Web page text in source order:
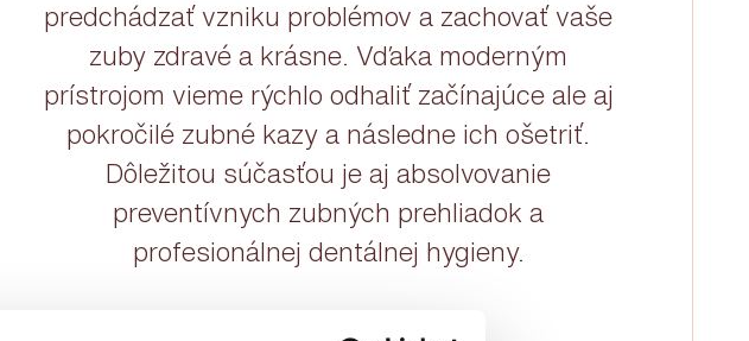
predchádzať vzniku problémov a zachovať vaše
zuby zdravé a krásne. Vďaka moderným
prístrojom vieme rýchlo odhaliť začínajúce ale aj
pokročilé zubné kazy a následne ich ošetriť.
Dôležitou súčasťou je aj absolvovanie
preventívnych zubných prehliadok a
profesionálnej dentálnej hygieny.